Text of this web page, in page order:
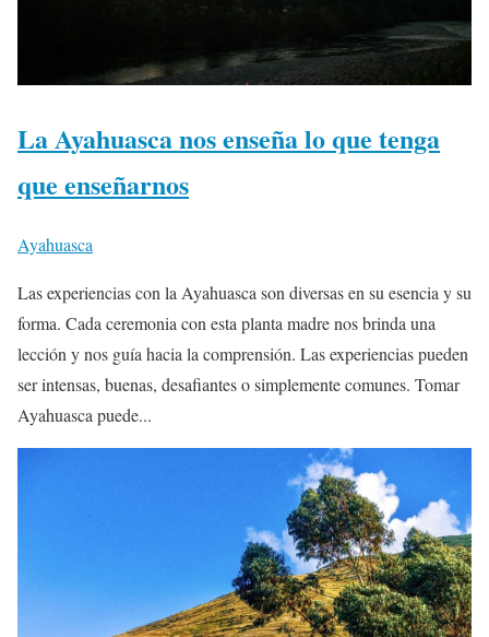
La Ayahuasca nos enseña lo que tenga
que enseñarnos
Ayahuasca
Las experiencias con la Ayahuasca son diversas en su esencia y su
forma. Cada ceremonia con esta planta madre nos brinda una
lección y nos guía hacia la comprensión. Las experiencias pueden
ser intensas, buenas, desafiantes o simplemente comunes. Tomar
Ayahuasca puede...